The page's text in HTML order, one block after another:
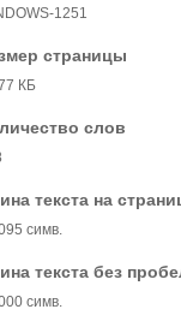
1251
страницы
КБ
слов
текста на
симв.
текста без
симв.